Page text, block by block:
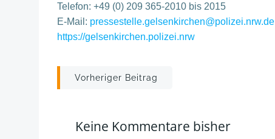
Telefon: +49 (0) 209 365-2010 bis 2015
E-Mail: pressestelle.gelsenkirchen@polizei.nrw.de
https://gelsenkirchen.polizei.nrw
Post
Vorheriger Beitrag
Keine Kommentare bisher